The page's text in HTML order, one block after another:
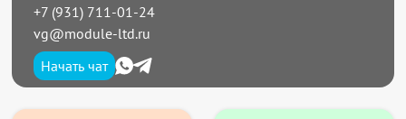
+7 (931) 711-01-24
vg@module-ltd.ru
Начать чат